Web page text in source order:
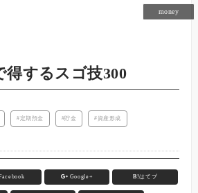
money
得するスゴ技300
定期預金 貯金 資産形成
Google+ B!はてブ